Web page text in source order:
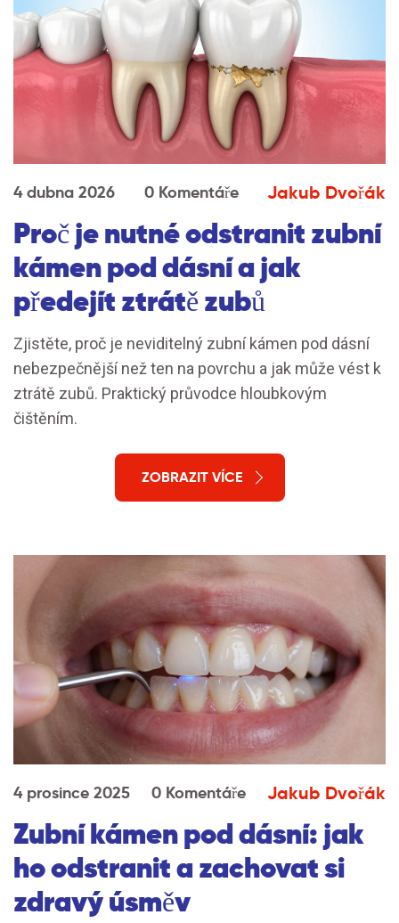
4 dubna 2026 0 Komentáře Jakub Dvořák
Proč je nutné odstranit zubní
kámen pod dásní a jak
předejít ztrátě zubů
Zjistěte, proč je neviditelný zubní kámen pod dásní
nebezpečnější než ten na povrchu a jak může vést k
ztrátě zubů. Praktický průvodce hloubkovým
čištěním.
ZOBRAZIT VÍCE
4 prosince 2025 0 Komentáře Jakub Dvořák
Zubní kámen pod dásní: jak
ho odstranit a zachovat si
zdravý úsměv